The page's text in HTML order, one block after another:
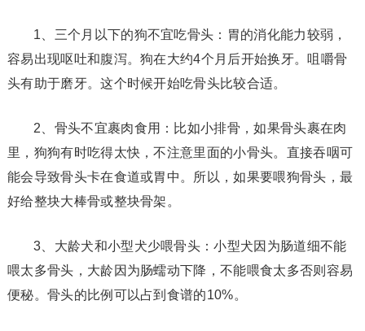
1、三个月以下的狗不宜吃骨头：胃的消化能力较弱，
容易出现呕吐和腹泻。狗在大约4个月后开始换牙。咀嚼骨
头有助于磨牙。这个时候开始吃骨头比较合适。
2、骨头不宜裹肉食用：比如小排骨，如果骨头裹在肉
里，狗狗有时吃得太快，不注意里面的小骨头。直接吞咽可
能会导致骨头卡在食道或胃中。所以，如果要喂狗骨头，最
好给整块大棒骨或整块骨架。
3、大龄犬和小型犬少喂骨头：小型犬因为肠道细不能
喂太多骨头，大龄因为肠蠕动下降，不能喂食太多否则容易
便秘。骨头的比例可以占到食谱的10%。